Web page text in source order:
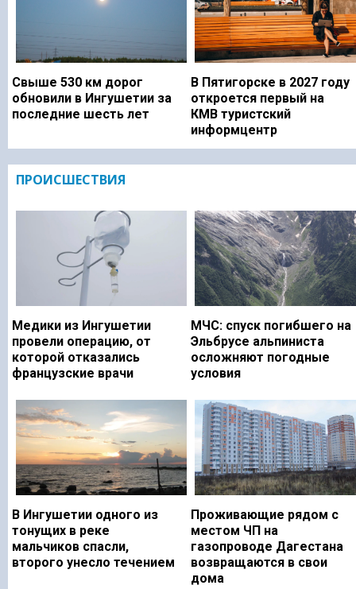
Свыше 530 км дорог
обновили в Ингушетии за
последние шесть лет
В Пятигорске в 2027 году
откроется первый на
КМВ туристский
информцентр
ПРОИСШЕСТВИЯ
Медики из Ингушетии
провели операцию, от
которой отказались
французские врачи
МЧС: спуск погибшего на
Эльбрусе альпиниста
осложняют погодные
условия
В Ингушетии одного из
тонущих в реке
мальчиков спасли,
второго унесло течением
Проживающие рядом с
местом ЧП на
газопроводе Дагестана
возвращаются в свои
дома